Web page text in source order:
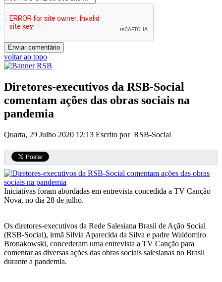
voltar ao topo
Diretores-executivos da RSB-Social
comentam ações das obras sociais na
pandemia
Quarta, 29 Julho 2020 12:13 Escrito por RSB-Social
Iniciativas foram abordadas em entrevista concedida a TV Canção
Nova, no dia 28 de julho.
Os diretores-executivos da Rede Salesiana Brasil de Ação Social
(RSB-Social), irmã Silvia Aparecida da Silva e padre Waldomiro
Bronakowski, concederam uma entrevista a TV Canção para
comentar as diversas ações das obras sociais salesianas no Brasil
durante a pandemia.